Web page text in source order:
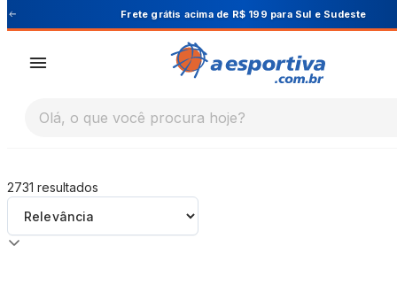
A Esportiva
e Sudeste Cupom PRIMEIRA10 para
Olá, o que você procura hoje?
2731 resultados